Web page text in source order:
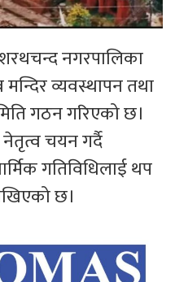
नगरपालिका
व्यवस्थापन तथा
गठन गरिएको छ।
चयन गर्दै
गतिविधिलाई थप
छ।